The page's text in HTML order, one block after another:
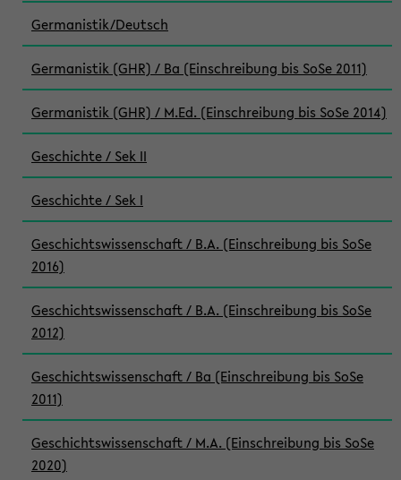
Germanistik/Deutsch
Germanistik (GHR) / Ba (Einschreibung bis SoSe 2011)
Germanistik (GHR) / M.Ed. (Einschreibung bis SoSe 2014)
Geschichte / Sek II
Geschichte / Sek I
Geschichtswissenschaft / B.A. (Einschreibung bis SoSe
2016)
Geschichtswissenschaft / B.A. (Einschreibung bis SoSe
2012)
Geschichtswissenschaft / Ba (Einschreibung bis SoSe
2011)
Geschichtswissenschaft / M.A. (Einschreibung bis SoSe
2020)